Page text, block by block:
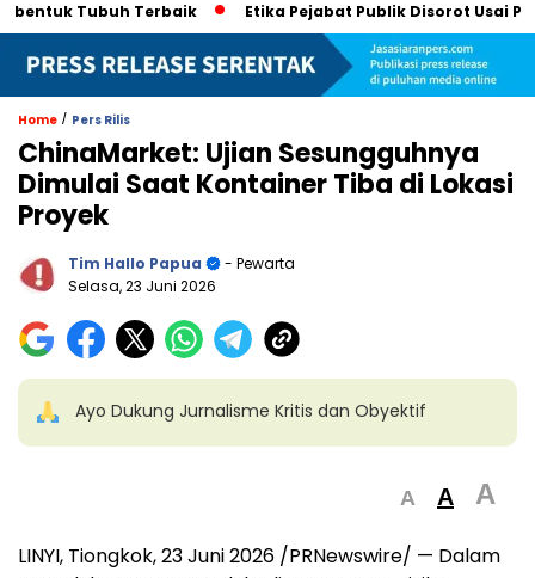
Tubuh Terbaik Etika Pejabat Publik Disorot Usai
Home / Pers Rilis
ChinaMarket: Ujian Sesungguhnya
Dimulai Saat Kontainer Tiba di Lokasi
Proyek
Tim Hallo Papua
- Pewarta
Selasa, 23 Juni 2026
Ayo Dukung Jurnalisme Kritis dan Obyektif
A A A
LINYI, Tiongkok, 23 Juni 2026 /PRNewswire/ — Dalam